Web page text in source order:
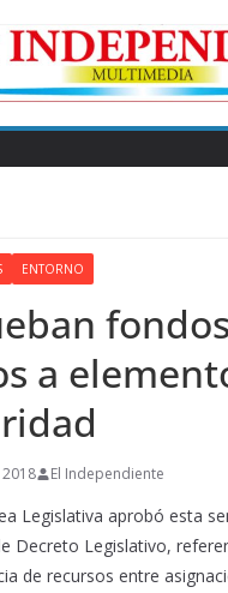
ENTORNO
a
El Independiente
Legislativa aprobó esta
Decreto Legislativo,
de recursos entre